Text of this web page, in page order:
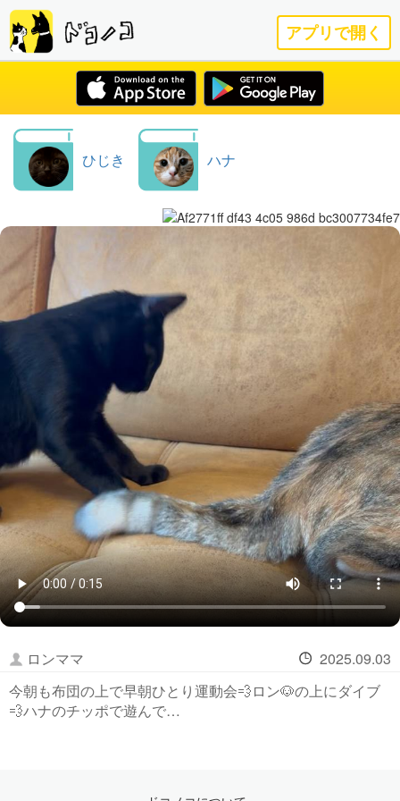
アプリで開く
ひじき ハナ
ロンママ
2025.09.03
今朝も布団の上で早朝ひとり運動会💨ロン🐶の上にダイブ
💨ハナのチッポで遊んで…